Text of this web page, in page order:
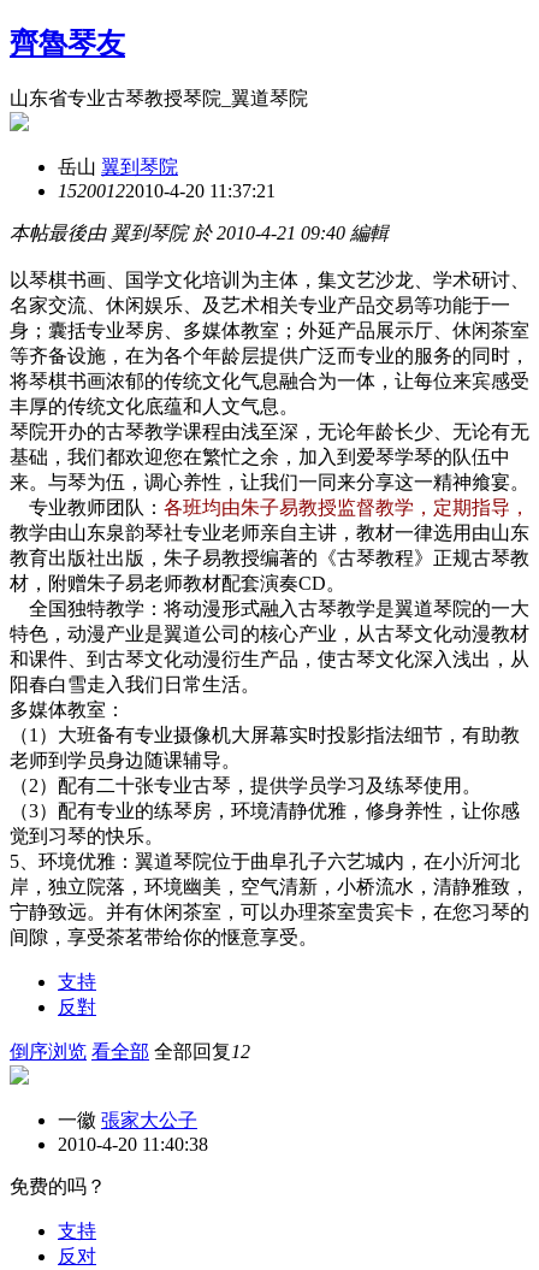
齊魯琴友
山东省专业古琴教授琴院_翼道琴院
岳山 翼到琴院
15200122010-4-20 11:37:21
本帖最後由 翼到琴院 於 2010-4-21 09:40 編輯
以琴棋书画、国学文化培训为主体，集文艺沙龙、学术研讨、
名家交流、休闲娱乐、及艺术相关专业产品交易等功能于一
身；囊括专业琴房、多媒体教室；外延产品展示厅、休闲茶室
等齐备设施，在为各个年龄层提供广泛而专业的服务的同时，
将琴棋书画浓郁的传统文化气息融合为一体，让每位来宾感受
丰厚的传统文化底蕴和人文气息。
琴院开办的古琴教学课程由浅至深，无论年龄长少、无论有无
基础，我们都欢迎您在繁忙之余，加入到爱琴学琴的队伍中
来。与琴为伍，调心养性，让我们一同来分享这一精神飨宴。
专业教师团队： 各班均由朱子易教授监督教学，定期指导，
教学由山东泉韵琴社专业老师亲自主讲，教材一律选用由山东
教育出版社出版，朱子易教授编著的《古琴教程》正规古琴教
材，附赠朱子易老师教材配套演奏CD。
全国独特教学：将动漫形式融入古琴教学是翼道琴院的一大
特色，动漫产业是翼道公司的核心产业，从古琴文化动漫教材
和课件、到古琴文化动漫衍生产品，使古琴文化深入浅出，从
阳春白雪走入我们日常生活。
多媒体教室：
（1）大班备有专业摄像机大屏幕实时投影指法细节，有助教
老师到学员身边随课辅导。
（2）配有二十张专业古琴，提供学员学习及练琴使用。
（3）配有专业的练琴房，环境清静优雅，修身养性，让你感
觉到习琴的快乐。
5、环境优雅：翼道琴院位于曲阜孔子六艺城内，在小沂河北
岸，独立院落，环境幽美，空气清新，小桥流水，清静雅致，
宁静致远。并有休闲茶室，可以办理茶室贵宾卡，在您习琴的
间隙，享受茶茗带给你的惬意享受。
支持
反對
倒序浏览 看全部 全部回复 12
一徽 張家大公子
2010-4-20 11:40:38
免费的吗？
支持
反对